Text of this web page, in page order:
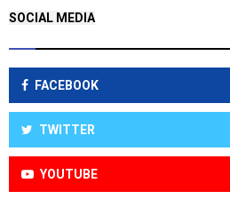
SOCIAL MEDIA
FACEBOOK
TWITTER
YOUTUBE